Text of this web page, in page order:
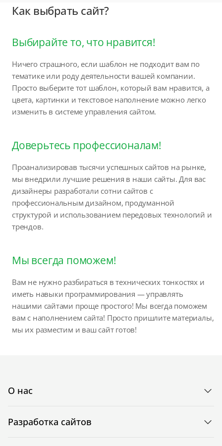
Как выбрать сайт?
Выбирайте то, что нравится!
Ничего страшного, если шаблон не подходит вам по
тематике или роду деятельности вашей компании.
Просто выберите тот шаблон, который вам нравится, а
цвета, картинки и текстовое наполнение можно легко
изменить в системе управления сайтом.
Доверьтесь профессионалам!
Проанализировав тысячи успешных сайтов на рынке,
мы внедрили лучшие решения в наши сайты. Для вас
дизайнеры разработали сотни сайтов с
профессиональным дизайном, продуманной
структурой и использованием передовых технологий и
трендов.
Мы всегда поможем!
Вам не нужно разбираться в технических тонкостях и
иметь навыки программирования — управлять
нашими сайтами проще простого! Мы всегда поможем
вам с наполнением сайта! Просто пришлите материалы,
мы их разместим и ваш сайт готов!
О нас
Разработка сайтов